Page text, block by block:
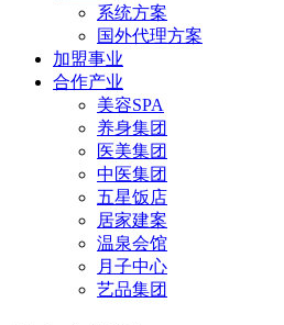
系统方案
国外代理方案
加盟事业
合作产业
美容SPA
养身集团
医美集团
中医集团
五星饭店
居家建案
温泉会馆
月子中心
艺品集团